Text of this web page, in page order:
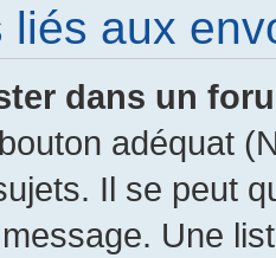
liés aux
dans un
adéquat
Il se peut
Une